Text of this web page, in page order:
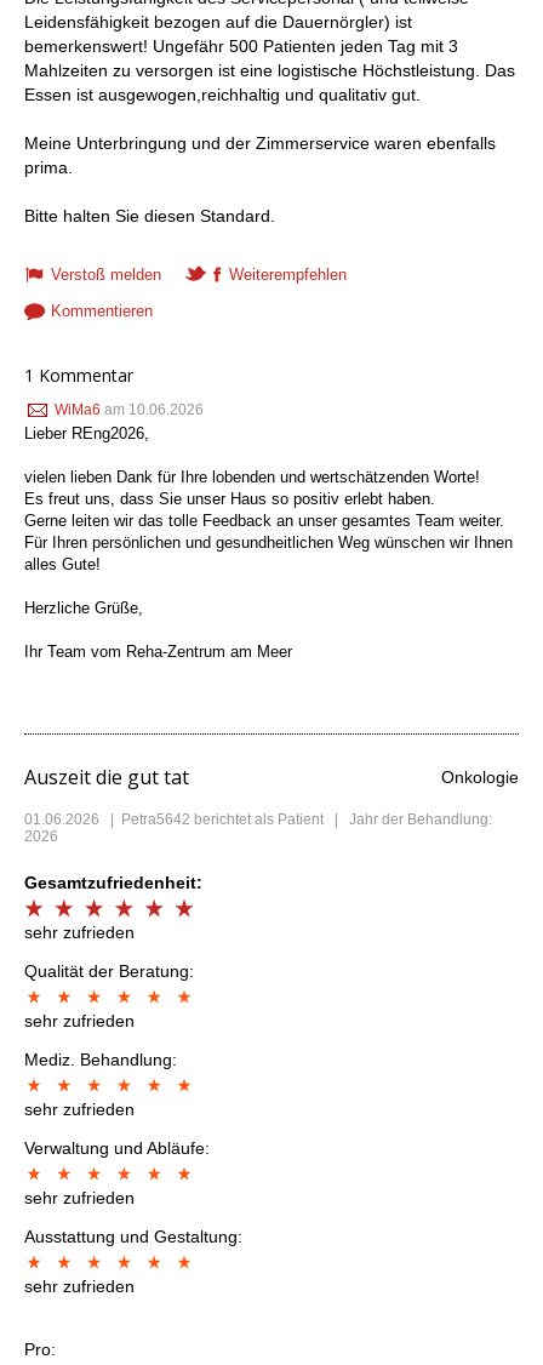
Leidensfähigkeit bezogen auf die Dauernörgler) ist
bemerkenswert! Ungefähr 500 Patienten jeden Tag mit 3
Mahlzeiten zu versorgen ist eine logistische Höchstleistung. Das
Essen ist ausgewogen,reichhaltig und qualitativ gut.
Meine Unterbringung und der Zimmerservice waren ebenfalls
prima.
Bitte halten Sie diesen Standard.
Verstoß melden
Weiterempfehlen
Kommentieren
1 Kommentar
WiMa6 am 10.06.2026
Lieber REng2026,
vielen lieben Dank für Ihre lobenden und wertschätzenden Worte!
Es freut uns, dass Sie unser Haus so positiv erlebt haben.
Gerne leiten wir das tolle Feedback an unser gesamtes Team weiter.
Für Ihren persönlichen und gesundheitlichen Weg wünschen wir Ihnen
alles Gute!
Herzliche Grüße,
Ihr Team vom Reha-Zentrum am Meer
Auszeit die gut tat Onkologie
01.06.2026 Petra5642 berichtet als Patient | Jahr der Behandlung:
2026
Gesamtzufriedenheit:
sehr zufrieden
Qualität der Beratung:
sehr zufrieden
Mediz. Behandlung:
sehr zufrieden
Verwaltung und Abläufe:
sehr zufrieden
Ausstattung und Gestaltung:
sehr zufrieden
Pro: